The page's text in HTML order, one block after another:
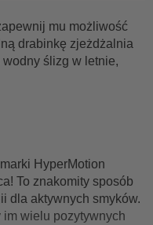
mu możliwość
drabinkę zjeżdżalnia
ślizg w letnie,
HyperMotion
To znakomity sposób
dla aktywnych smyków.
wielu pozytywnych